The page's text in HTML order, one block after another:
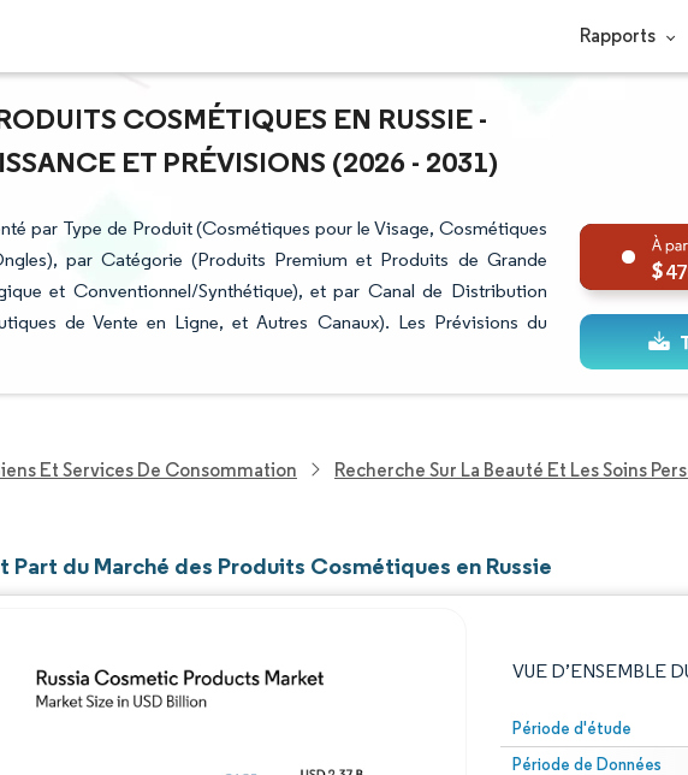
Rapports
COSMÉTIQUES EN RUSSIE -
ET PRÉVISIONS (2026 - 2031)
par Type de Produit (Cosmétiques pour le Visage, Cosmétiques
par Catégorie (Produits Premium et Produits de Grande
et Conventionnel/Synthétique), et par Canal de Distribution
de Vente en Ligne, et Autres Canaux). Les Prévisions du
Et Services De Consommation Recherche Sur La Beauté Et Les Soins
Part du Marché des Produits Cosmétiques en Russie
VUE D’ENSEMBLE
Période d'étude
Période de Données